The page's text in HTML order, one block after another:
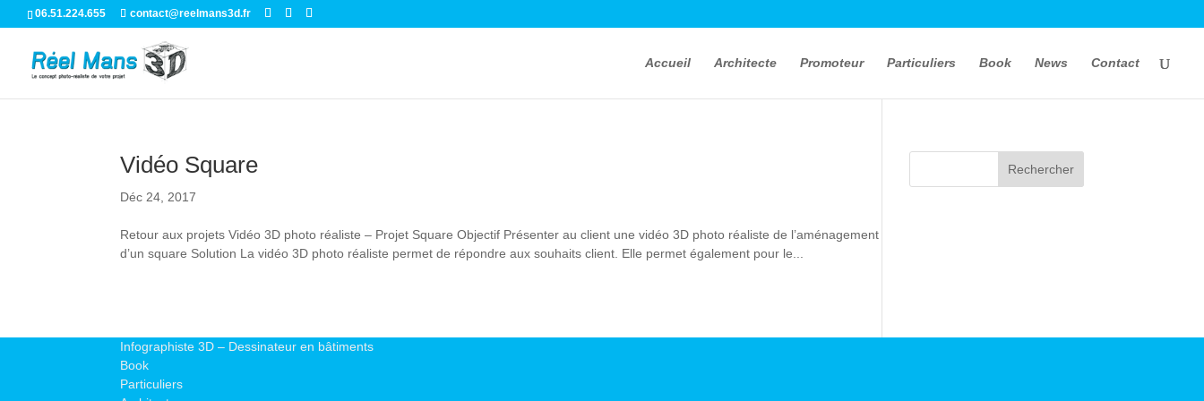
06.51.224.655 contact@reelmans3d.fr
Accueil Architecte Promoteur Particuliers Book News Contact
Vidéo Square
Déc 24, 2017
Retour aux projets Vidéo 3D photo réaliste – Projet Square Objectif Présenter au client une vidéo 3D photo réaliste de l’aménagement
d’un square Solution La vidéo 3D photo réaliste permet de répondre aux souhaits client. Elle permet également pour le...
Infographiste 3D – Dessinateur en bâtiments
Book
Particuliers